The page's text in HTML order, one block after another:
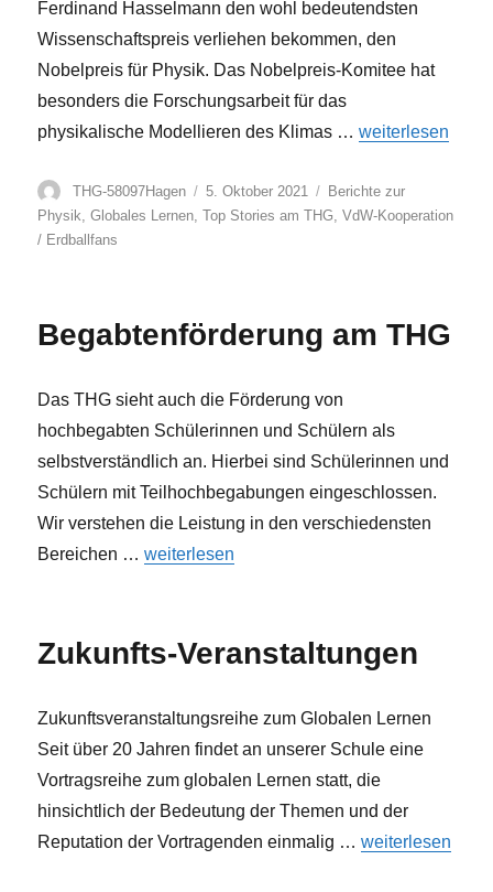
Ferdinand Hasselmann den wohl bedeutendsten
Wissenschaftspreis verliehen bekommen, den
Nobelpreis für Physik. Das Nobelpreis-Komitee hat
besonders die Forschungsarbeit für das
physikalische Modellieren des Klimas …„Der Physik-
weiterlesen
Autor
THG-58097Hagen
Veröffentlicht
am
5. Oktober 2021 Kategorien
Berichte zur
Physik,Globales Lernen,Top Stories am THG,VdW-Kooperation
/ Erdballfans
Begabtenförderung am THG
Das THG sieht auch die Förderung von
hochbegabten Schülerinnen und Schülern als
selbstverständlich an. Hierbei sind Schülerinnen und
Schülern mit Teilhochbegabungen eingeschlossen.
Wir verstehen die Leistung in den verschiedensten
Bereichen …„Begabtenförderung am THG“
weiterlesen
Zukunfts-Veranstaltungen
Zukunftsveranstaltungsreihe zum Globalen Lernen
Seit über 20 Jahren findet an unserer Schule eine
Vortragsreihe zum globalen Lernen statt, die
hinsichtlich der Bedeutung der Themen und der
Reputation der Vortragenden einmalig …„Zukunfts-
weiterlesen